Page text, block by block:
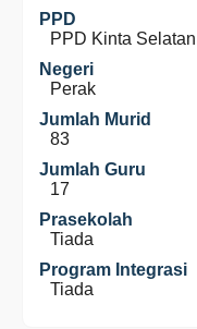
PPD
PPD Kinta Selatan
Negeri
Perak
Jumlah Murid
83
Jumlah Guru
17
Prasekolah
Tiada
Program Integrasi
Tiada